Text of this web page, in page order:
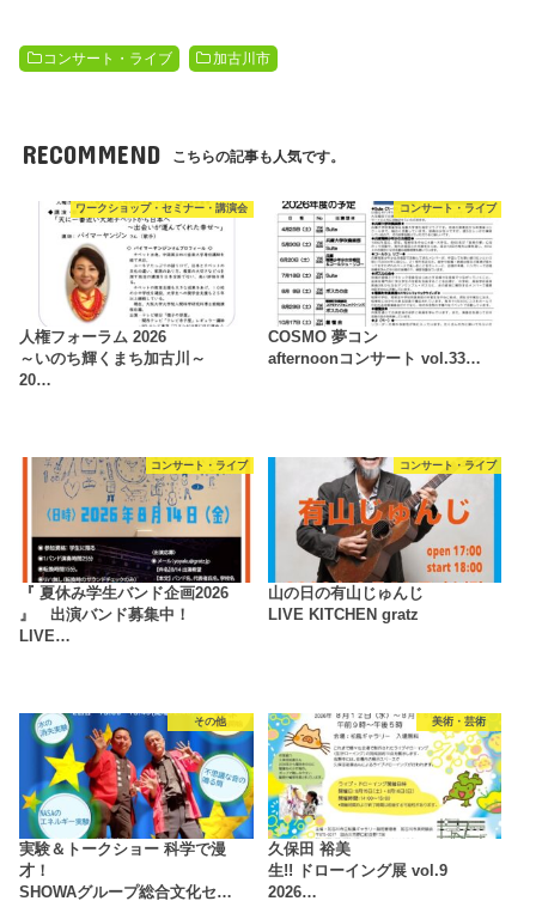
コンサート・ライブ 加古川市
RECOMMEND こちらの記事も人気です。
ワークショップ・セミナー・講演会
人権フォーラム 2026
～いのち輝くまち加古川～
20…
コンサート・ライブ
COSMO 夢コン
afternoonコンサート vol.33…
コンサート・ライブ
『 夏休み学生バンド企画2026
』 出演バンド募集中！
LIVE…
コンサート・ライブ
山の日の有山じゅんじ
LIVE KITCHEN gratz
その他
実験＆トークショー 科学で漫
才！
SHOWAグループ総合文化セ…
美術・芸術
久保田 裕美
生!! ドローイング展 vol.9
2026…